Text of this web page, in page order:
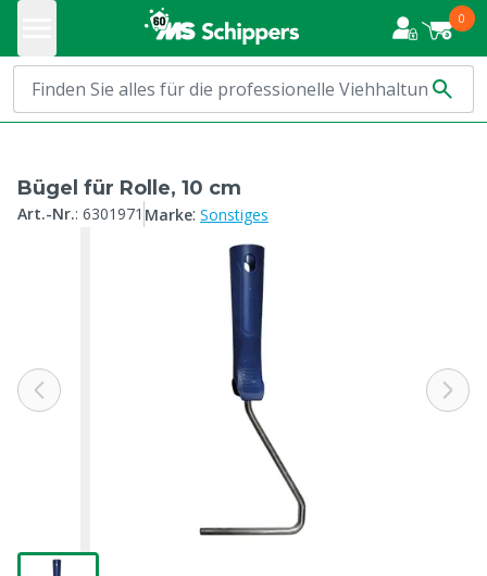
0
Bügel für Rolle, 10 cm
Art.-Nr.: 6301971 Marke: Sonstiges